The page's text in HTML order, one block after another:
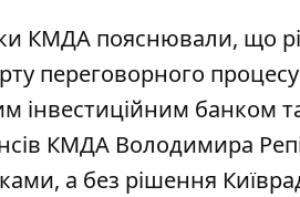
КМДА пояснювали, що
переговорного
інвестиційним банком
КМДА Володимира
а без рішення